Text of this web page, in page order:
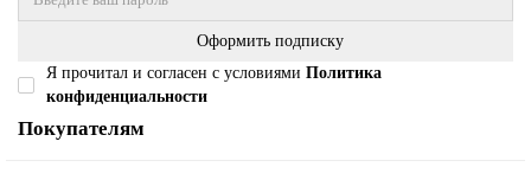
Оформить подписку
Я прочитал и согласен с условиями Политика
конфиденциальности
Покупателям